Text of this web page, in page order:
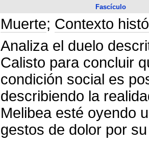
Fascículo
Muerte; Contexto
Analiza el duelo
Calisto para concluir
condición social es
describiendo la
Melibea esté oyendo
gestos de dolor por